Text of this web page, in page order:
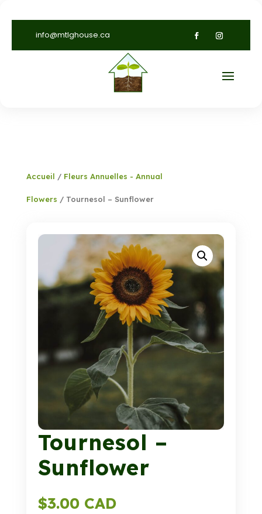
info@mtlghouse.ca
Accueil / Fleurs Annuelles - Annual
Flowers / Tournesol – Sunflower
Tournesol –
Sunflower
$3.00 CAD